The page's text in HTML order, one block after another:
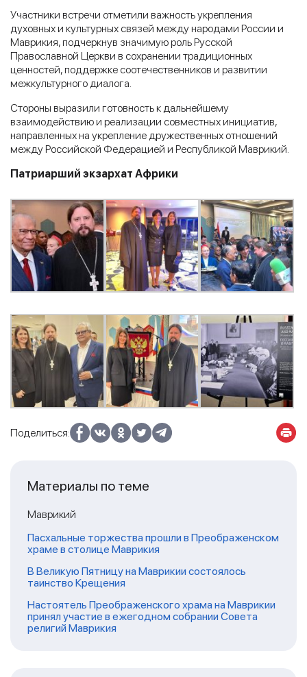
Участники встречи отметили важность укрепления
духовных и культурных связей между народами России и
Маврикия, подчеркнув значимую роль Русской
Православной Церкви в сохранении традиционных
ценностей, поддержке соотечественников и развитии
межкультурного диалога.
Стороны выразили готовность к дальнейшему
взаимодействию и реализации совместных инициатив,
направленных на укрепление дружественных отношений
между Российской Федерацией и Республикой Маврикий.
Патриарший экзархат Африки
Поделиться:
Материалы по теме
Маврикий
Пасхальные торжества прошли в Преображенском
храме в столице Маврикия
В Великую Пятницу на Маврикии состоялось
таинство Крещения
Настоятель Преображенского храма на Маврикии
принял участие в ежегодном собрании Совета
религий Маврикия